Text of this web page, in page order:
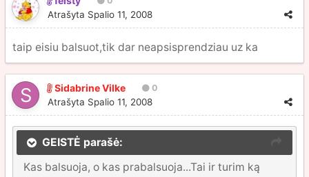
Atrašyta Spalio 11, 2008
taip eisiu balsuot,tik dar neapsisprendziau uz ka
Sidabrine Vilke 0
Atrašyta Spalio 11, 2008
GEISTĖ parašė:
Kas balsuoja, o kas prabalsuoja...Tai ir turim ką